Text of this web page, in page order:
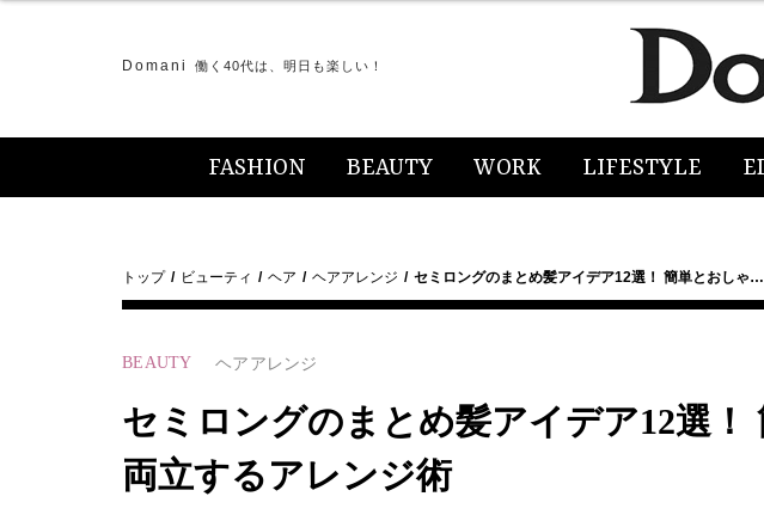
Domani 働く40代は、明日も楽しい！
FASHION BEAUTY WORK LIFESTYLE
トップ ビューティ ヘア ヘアアレンジ セミロングのまとめ髪アイデア12選！ 簡単とおしゃ…
BEAUTY ヘアアレンジ
セミロングのまとめ髪アイデア12選！
両立するアレンジ術